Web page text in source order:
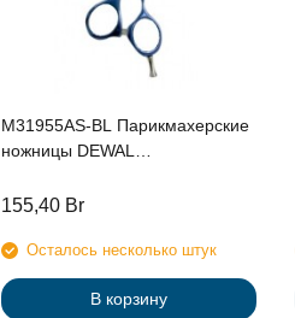
M31955AS-BL Парикмахерские
ножницы DEWAL
155,40 Br
Осталось несколько штук
В корзину